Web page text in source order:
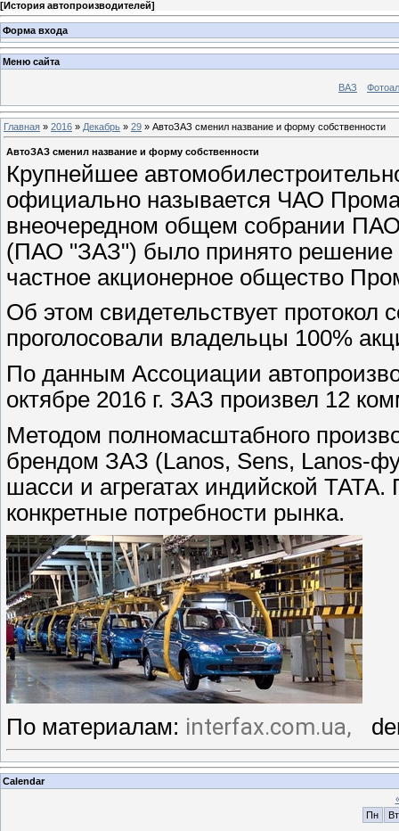
[История автопроизводителей]
Форма входа
Меню сайта
ВАЗ
Главная » 2016 » Декабрь » 29 » АвтоЗАЗ сменил название и форму собственности
АвтоЗАЗ сменил название и форму собственности
Крупнейшее
официально называется ЧАО
внеочередном общем собрании
(ПАО "ЗАЗ") было принято решение
частное акционерное общество
Об этом свидетельствует
проголосовали владельцы 100%
По данным Ассоциации
октябре 2016 г. ЗАЗ произвел 12
Методом полномасштабного
брендом ЗАЗ (Lanos, Sens, Lanos-
шасси и агрегатах индийской ТАТА.
конкретные потребности рынка.
По материалам: interfax.com.ua,
Calendar
Пн
Вт